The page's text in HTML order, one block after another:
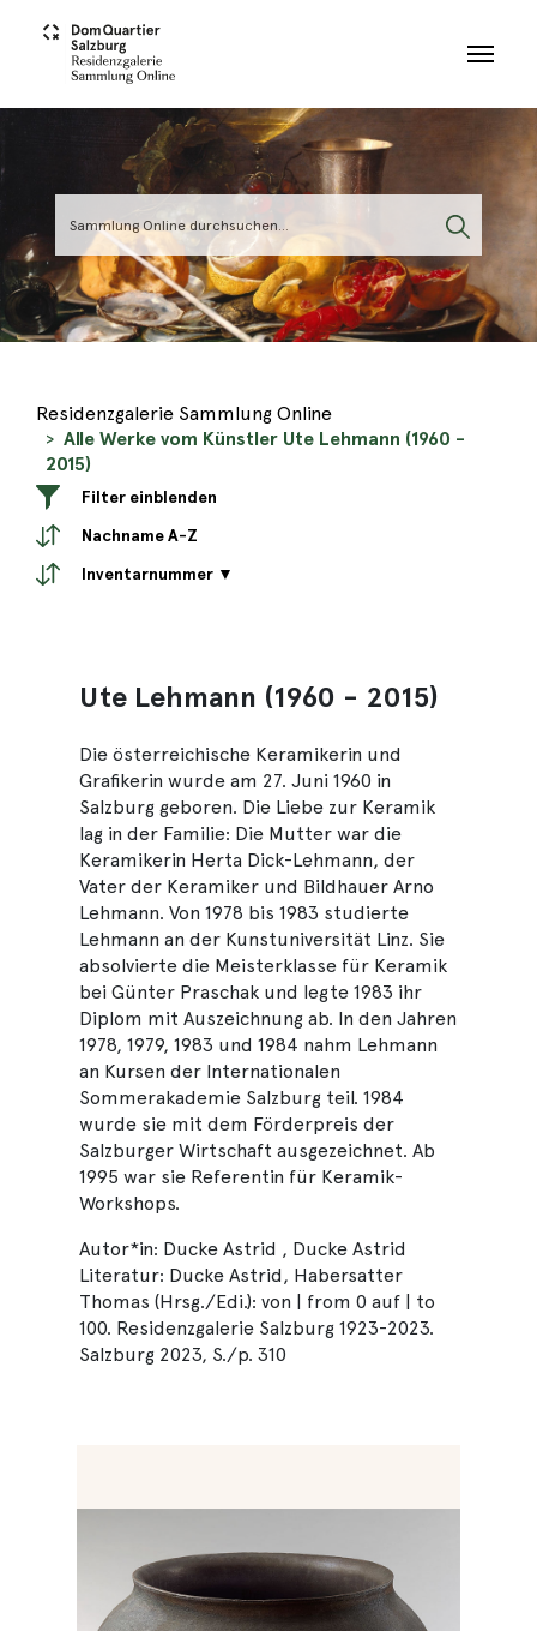
Residenzgalerie Sammlung Online
Alle Werke vom Künstler Ute Lehmann (1960 -
2015)
Filter einblenden
Nachname A-Z
Inventarnummer ▼
Ute Lehmann (1960 - 2015)
Die österreichische Keramikerin und
Grafikerin wurde am 27. Juni 1960 in
Salzburg geboren. Die Liebe zur Keramik
lag in der Familie: Die Mutter war die
Keramikerin Herta Dick-Lehmann, der
Vater der Keramiker und Bildhauer Arno
Lehmann. Von 1978 bis 1983 studierte
Lehmann an der Kunstuniversität Linz. Sie
absolvierte die Meisterklasse für Keramik
bei Günter Praschak und legte 1983 ihr
Diplom mit Auszeichnung ab. In den Jahren
1978, 1979, 1983 und 1984 nahm Lehmann
an Kursen der Internationalen
Sommerakademie Salzburg teil. 1984
wurde sie mit dem Förderpreis der
Salzburger Wirtschaft ausgezeichnet. Ab
1995 war sie Referentin für Keramik-
Workshops.
Autor*in: Ducke Astrid , Ducke Astrid
Literatur: Ducke Astrid, Habersatter
Thomas (Hrsg./Edi.): von | from 0 auf | to
100. Residenzgalerie Salzburg 1923-2023.
Salzburg 2023, S./p. 310